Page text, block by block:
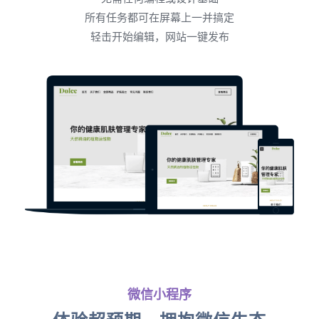
所有任务都可在屏幕上一并搞定
轻击开始编辑，网站一键发布
微信小程序